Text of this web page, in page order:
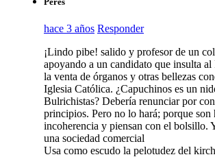
hace 3 años Responder
¡Lindo pibe! salido y profesor de un
apoyando a un candidato que insulta al
la venta de órganos y otras bellezas
Iglesia Católica. ¿Capuchinos es un
Bulrichistas? Debería renunciar por
principios. Pero no lo hará; porque son
incoherencia y piensan con el bolsillo.
una sociedad comercial
Usa como escudo la pelotudez del